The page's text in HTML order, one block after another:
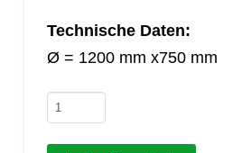
Technische Daten:
Ø = 1200 mm x750 mm
Pumpenkammer